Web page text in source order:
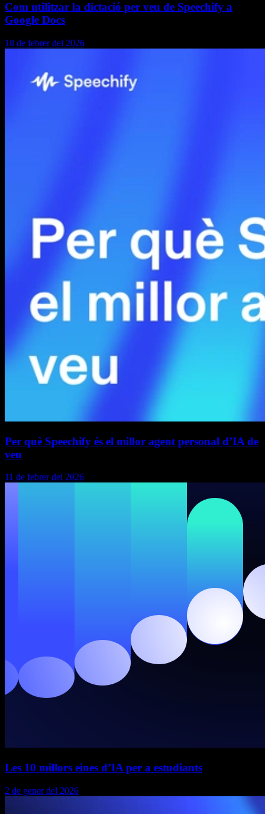
Com utilitzar la dictació per veu de Speechify a
Google Docs
18 de febrer del 2026
Per què Speechify és el millor agent personal d’IA de
veu
11 de febrer del 2026
Les 10 millors eines d’IA per a estudiants
2 de gener del 2026